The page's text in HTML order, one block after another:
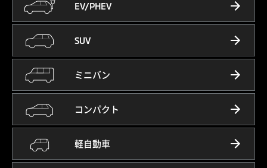
EV/PHEV
SUV
ミニバン
コンパクト
軽自動車